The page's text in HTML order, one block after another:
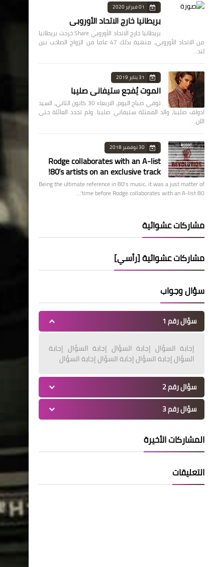
01 فبراير 2020
بريطانيا خارج الاتحاد الأوروبي
بريطانيا خارج الاتحاد الأوروبي Share خرجت بريطانيا
من الاتحاد الأوروبي، منهية بذلك 47 عاما من الزواج الصاخب بين
لند…
31 يناير 2019
الموت يُفجع ستيفاني صليبا
توفي صباح اليوم، الاربعاء 30 كانون الثاني، السيد
ادولف صليبا، والد الممثلة ستيفاني صليبا. ولم تحدد العائلة حتى
الآن…
30 نوفمبر 2018
Rodge collaborates with an A-list
80’s artists on an exclusive track!
Being the ultimate reference in 80’s music, it was a just matter of
time before Rodge collaborates with an A-list 80’…
مشاركات عشوائية
مشاركات عشوائية [رأسي]
سؤال وجواب
سؤال رقم 1
إجابة السؤال إجابة السؤال إجابة السؤال إجابة
السؤال إجابة السؤال إجابة السؤال إجابة السؤال
سؤال رقم 2
سؤال رقم 3
المشاركات الأخيرة
التعليقات